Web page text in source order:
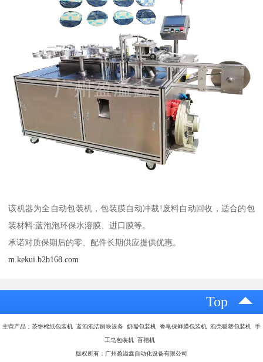
该机器为全自动包装机，包装膜自动冲裁!废料自动回收，适合的包
装材料:蓝泡泡环保水溶膜、进口膜等。
承诺对质保期后的零、配件长期供应提供优惠。
m.kekui.b2b168.com
Top
主营产品：茶饼棉纸包装机 蓝泡泡洁厕块设备 奶嘴包装机 香皂保鲜膜包装机 泡壳吸塑包装机 手
工皂包装机 百褶机
版权所有：广州盈溢鑫自动化设备有限公司